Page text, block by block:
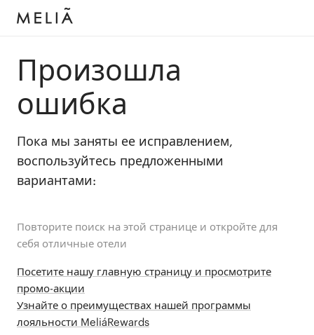
Произошла
ошибка
Пока мы заняты ее исправлением,
воспользуйтесь предложенными
вариантами:
Повторите поиск на этой странице и откройте для
себя отличные отели
Посетите нашу главную страницу и просмотрите
промо-акции
Узнайте о преимуществах нашей программы
лояльности MeliáRewards